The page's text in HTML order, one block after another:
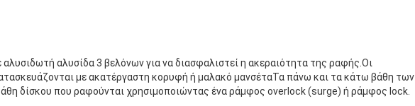
αλυσιδωτή αλυσίδα 3 βελόνων για να διασφαλιστεί η ακεραιότητα της ραφής.Οι
με ακατέργαστη κορυφή ή μαλακό μανσέταΤα πάνω και τα κάτω βάθη των
δίσκου που ραφούνται χρησιμοποιώντας ένα ράμφος overlock (surge) ή ράμφος lock.